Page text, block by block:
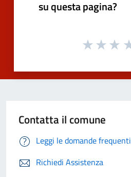
su questa pagina?
Contatta il comune
Leggi le domande frequenti
Richiedi Assistenza